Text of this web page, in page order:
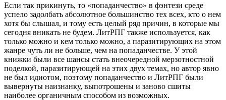
Если так прикинуть, то «попаданчество» в фэнтези среде
успело задолбать абсолютное большинство тех всех, кто о нем
хотя бы слышал, и тому есть целый ряд причин, в которые мы
сегодня вникать не будем. ЛитРПГ также используется, как
только можно и кем только можно, а паразитирующих на этом
жанре чуть ли не больше, чем на попаданчестве. У этой
книжки были все шансы стать внеочередной мерзотностной
поделкой, паразитирующей на этих двух темах, но автор явно
не был идиотом, поэтому попаданчество и ЛитРПГ были
вывернуты наизнанку, выпотрошены и заново сшиты
наиболее органичным способом из возможных.